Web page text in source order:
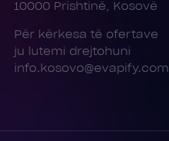
10000 Prishtinë, Kosovë
Për kërkesa të ofertave
ju lutemi drejtohuni
info.kosovo@evapify.com